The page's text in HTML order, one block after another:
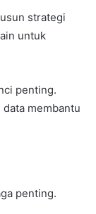
strategi
untuk
penting.
data membantu
penting.